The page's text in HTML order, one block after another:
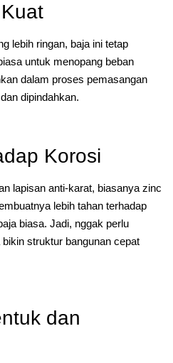
lebih ringan, baja ini tetap
untuk menopang beban
dalam proses pemasangan
dipindahkan.
Korosi
lapisan anti-karat, biasanya zinc
lebih tahan terhadap
biasa. Jadi, nggak perlu
struktur bangunan cepat
dan